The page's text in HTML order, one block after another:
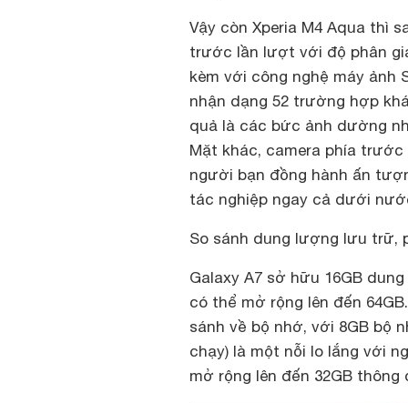
Vậy còn Xperia M4 Aqua thì
trước lần lượt với độ phân
kèm với công nghệ máy ảnh
nhận dạng 52 trường hợp
quả là các bức ảnh dường
Mặt khác, camera phía trước
người bạn đồng hành ấn
tác nghiệp ngay cả dưới
So sánh dung lượng lưu trữ,
Galaxy A7 sở hữu 16GB
có thể mở rộng lên đến
sánh về bộ nhớ, với 8GB bộ
chạy) là một nỗi lo lắng với
mở rộng lên đến 32GB